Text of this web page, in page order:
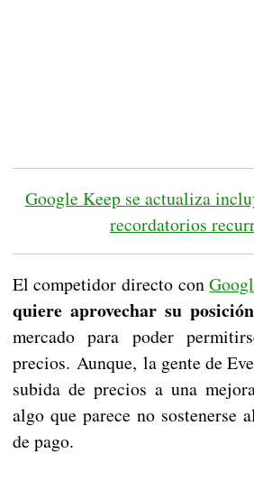
Google Keep se actualiza
recordatorios
El competidor directo con
quiere aprovechar su
mercado para poder
precios. Aunque, la gente de
subida de precios a una
algo que parece no sostenerse
de pago.